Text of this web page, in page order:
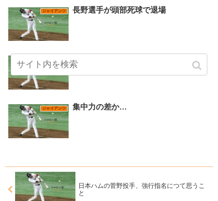
ジャイアンツ 長野選手が頭部死球で退場
ジャイアンツ 開幕投手が砂遊び
ジャイアンツ 集中力の差か…
日本ハムの菅野投手、強行指名につて思うこ
と